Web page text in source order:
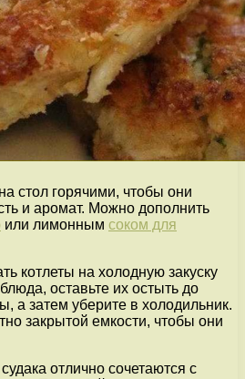
стол горячими, чтобы они
и аромат. Можно дополнить
или лимонным соком для
котлеты на холодную закуску
оставьте их остыть до
а затем уберите в холодильник.
закрытой емкости, чтобы они
отлично сочетаются с